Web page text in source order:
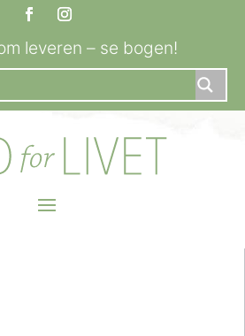
leveren – se bogen!